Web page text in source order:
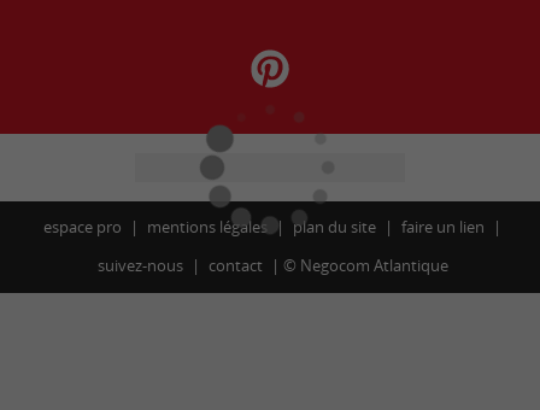
espace pro mentions légales plan du site
faire un lien
suivez-nous
contact © Negocom Atlantique